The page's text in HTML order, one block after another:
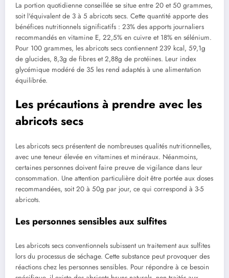
La portion quotidienne conseillée se situe entre 20 et 50 grammes,
soit l'équivalent de 3 à 5 abricots secs. Cette quantité apporte des
bénéfices nutritionnels significatifs : 23% des apports journaliers
recommandés en vitamine E, 22,5% en cuivre et 18% en sélénium.
Pour 100 grammes, les abricots secs contiennent 239 kcal, 59,1g
de glucides, 8,3g de fibres et 2,88g de protéines. Leur index
glycémique modéré de 35 les rend adaptés à une alimentation
équilibrée.
Les précautions à prendre avec les
abricots secs
Les abricots secs présentent de nombreuses qualités nutritionnelles,
avec une teneur élevée en vitamines et minéraux. Néanmoins,
certaines personnes doivent faire preuve de vigilance dans leur
consommation. Une attention particulière doit être portée aux doses
recommandées, soit 20 à 50g par jour, ce qui correspond à 3-5
abricots.
Les personnes sensibles aux sulfites
Les abricots secs conventionnels subissent un traitement aux sulfites
lors du processus de séchage. Cette substance peut provoquer des
réactions chez les personnes sensibles. Pour répondre à ce besoin